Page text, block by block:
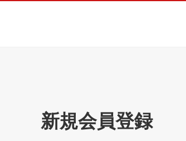
新規会員登録